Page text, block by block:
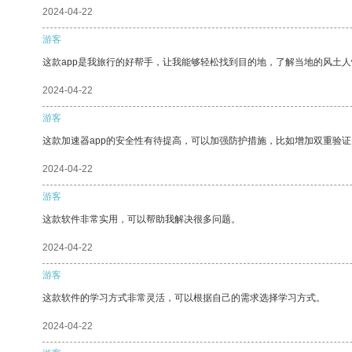
2024-04-22
游客
这款app是我旅行的好帮手，让我能够轻松找到目的地，了解当地的风土
2024-04-22
游客
这款加速器app的安全性有待提高，可以加强防护措施，比如增加双重验
2024-04-22
游客
这款软件非常实用，可以帮助我解决很多问题。
2024-04-22
游客
这款软件的学习方式非常灵活，可以根据自己的需求选择学习方式。
2024-04-22